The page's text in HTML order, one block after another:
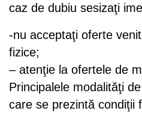
caz de dubiu sesizaţi
-nu acceptaţi oferte
fizice;
– atenţie la ofertele de
Principalele modalităţi
care se prezintă condiţii